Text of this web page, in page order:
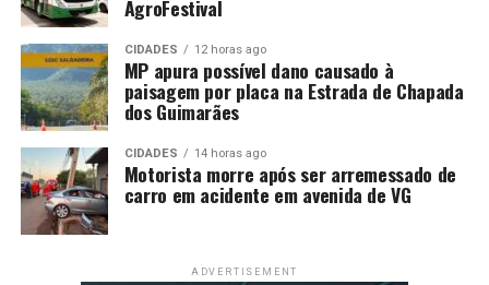
AgroFestival
CIDADES 12 horas ago
MP apura possível dano causado à
paisagem por placa na Estrada de Chapada
dos Guimarães
CIDADES 14 horas ago
Motorista morre após ser arremessado de
carro em acidente em avenida de VG
ADVERTISEMENT